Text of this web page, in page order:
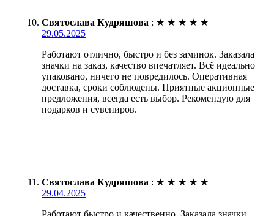
Святослава Кудряшова : ★ ★ ★ ★ ★
29.05.2025
Работают отлично, быстро и без заминок. Заказала
значки на заказ, качество впечатляет. Всё идеально
упаковано, ничего не повредилось. Оперативная
доставка, сроки соблюдены. Приятные акционные
предложения, всегда есть выбор. Рекомендую для
подарков и сувениров.
Святослава Кудряшова : ★ ★ ★ ★ ★
29.04.2025
Работают быстро и качественно. Заказала значки,